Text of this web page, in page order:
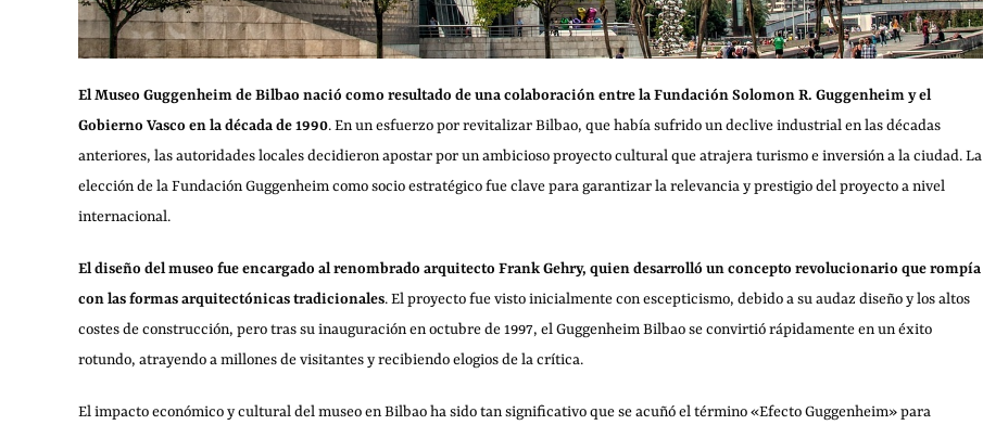
El Museo Guggenheim de Bilbao nació como resultado de una colaboración entre la Fundación Solomon R. Guggenheim y el
Gobierno Vasco en la década de 1990. En un esfuerzo por revitalizar Bilbao, que había sufrido un declive industrial en las décadas
anteriores, las autoridades locales decidieron apostar por un ambicioso proyecto cultural que atrajera turismo e inversión a la ciudad. La
elección de la Fundación Guggenheim como socio estratégico fue clave para garantizar la relevancia y prestigio del proyecto a nivel
internacional.
El diseño del museo fue encargado al renombrado arquitecto Frank Gehry, quien desarrolló un concepto revolucionario que rompía
con las formas arquitectónicas tradicionales. El proyecto fue visto inicialmente con escepticismo, debido a su audaz diseño y los altos
costes de construcción, pero tras su inauguración en octubre de 1997, el Guggenheim Bilbao se convirtió rápidamente en un éxito
rotundo, atrayendo a millones de visitantes y recibiendo elogios de la crítica.
El impacto económico y cultural del museo en Bilbao ha sido tan significativo que se acuñó el término «Efecto Guggenheim» para